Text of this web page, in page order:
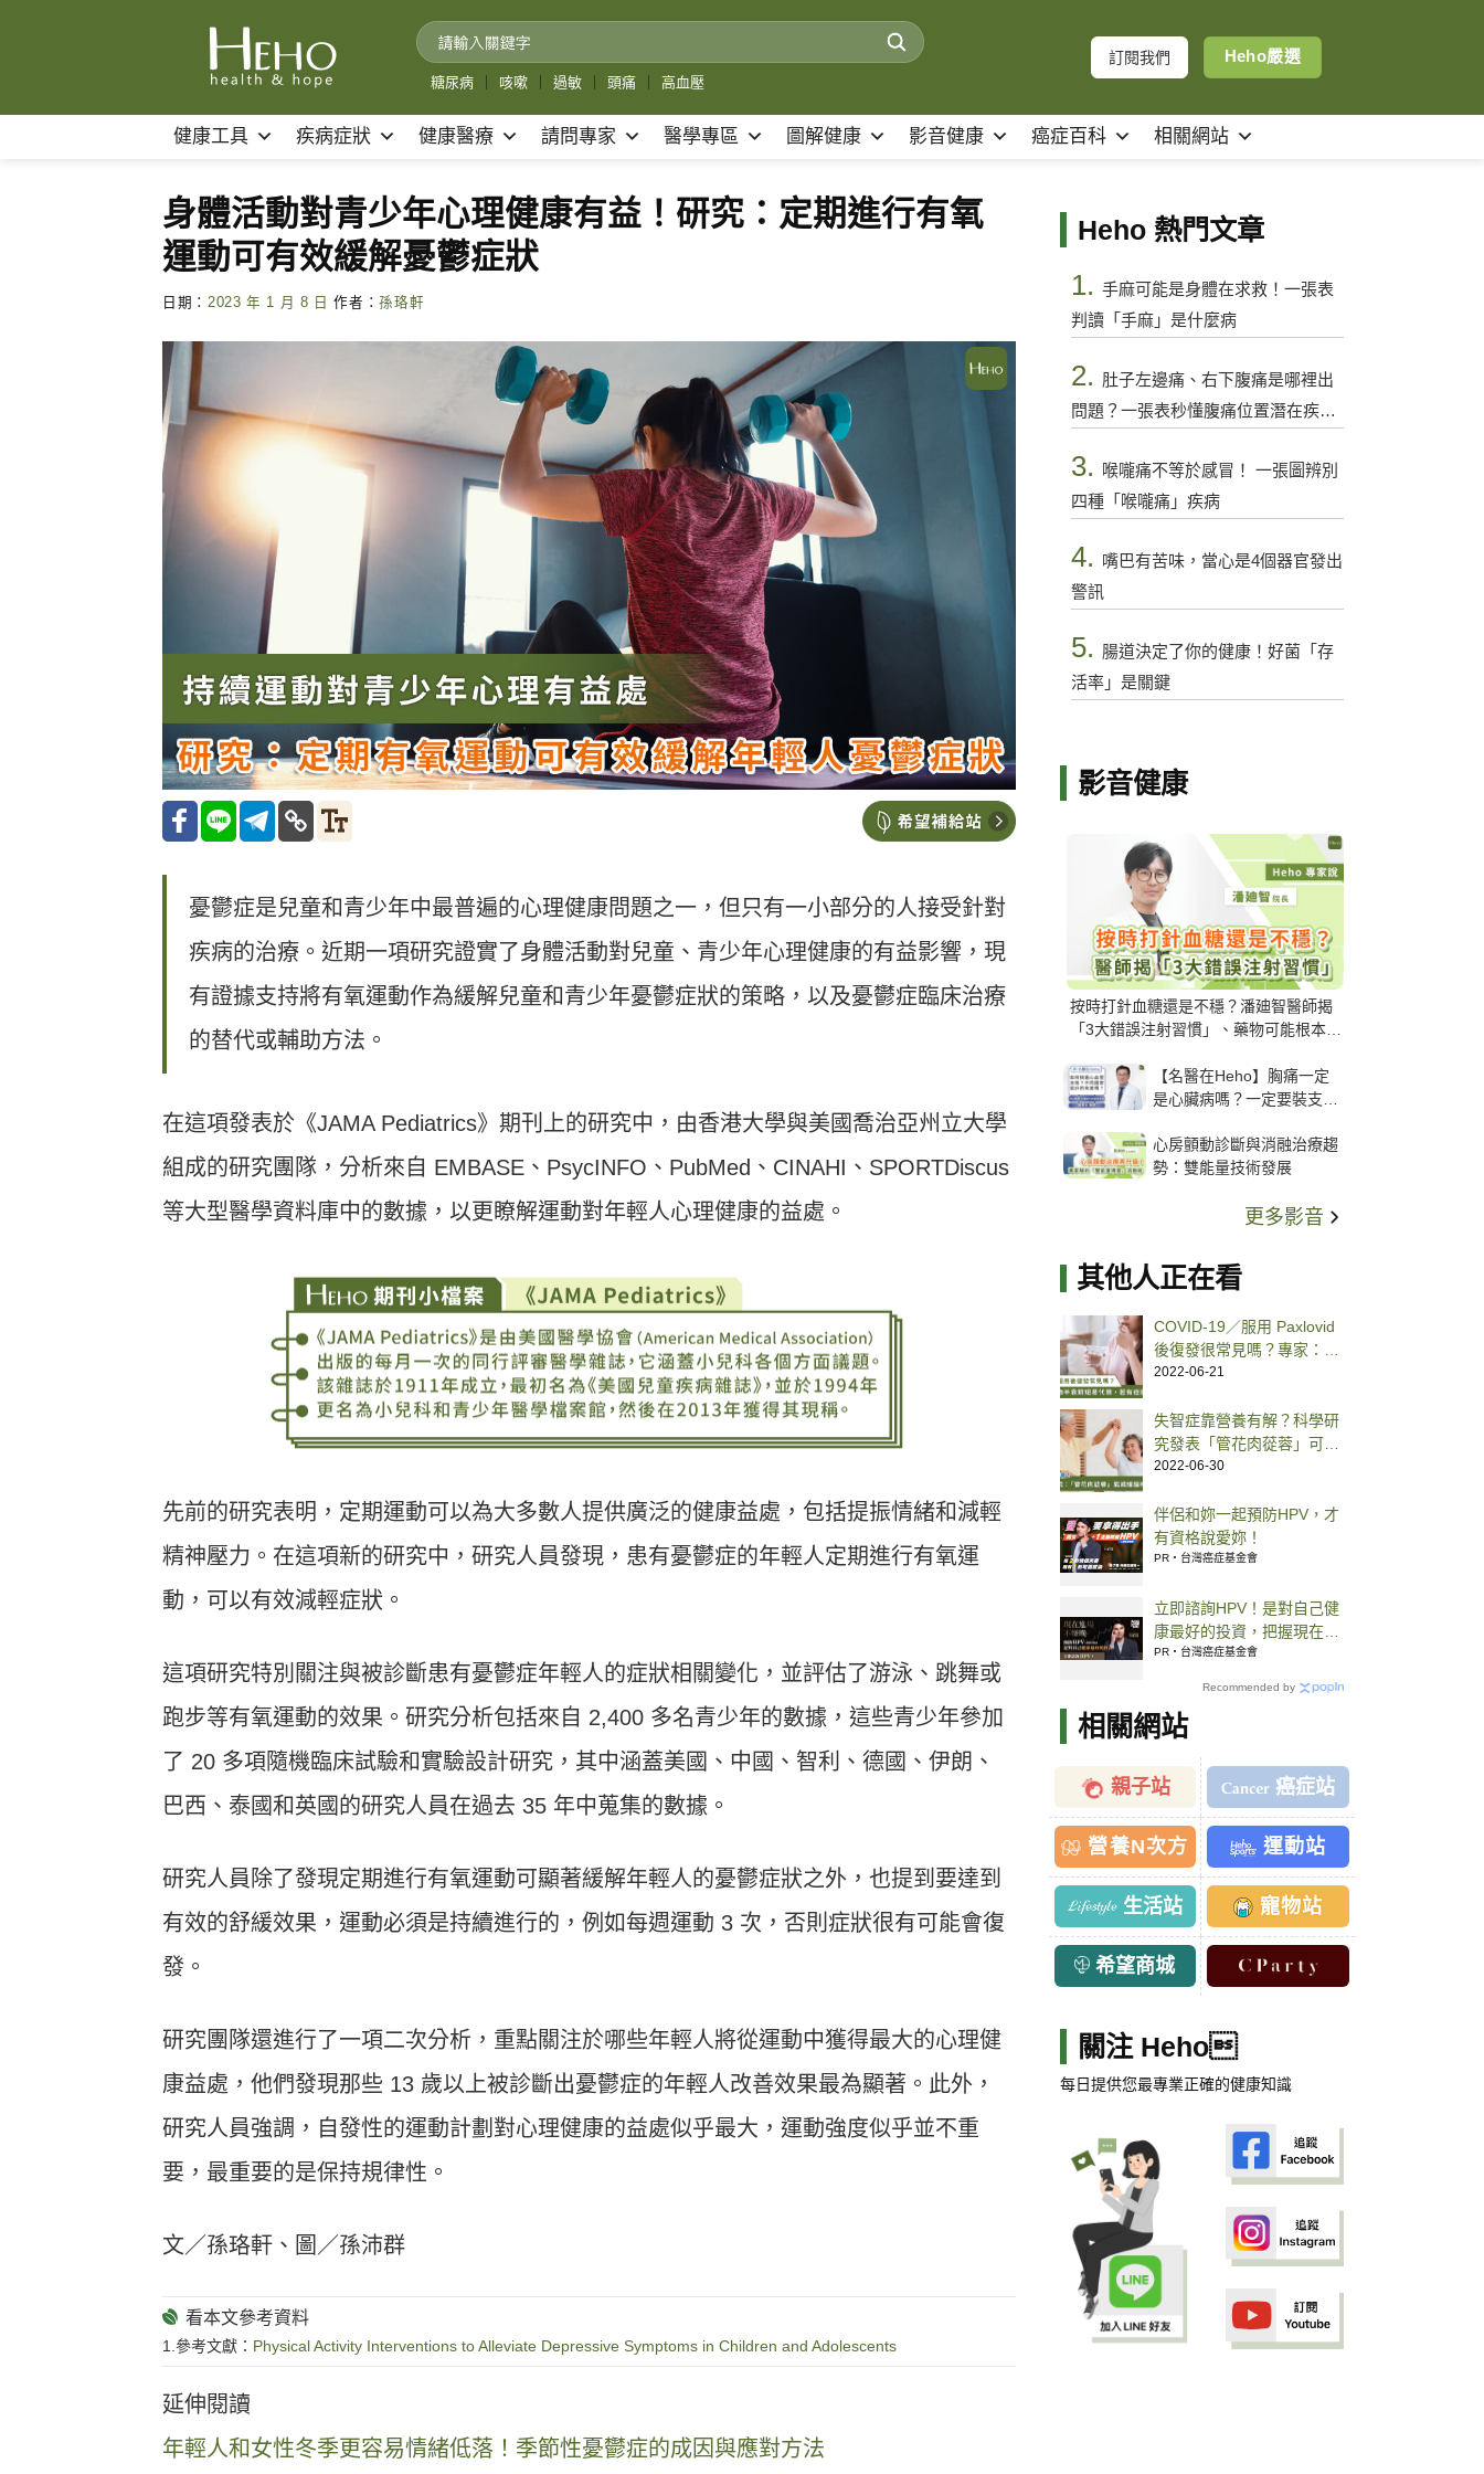
糖尿病 咳嗽 過敏 頭痛 高血壓
訂閱我們 Heho嚴選
健康工具 疾病症狀 健康醫療 請問專家 醫學專區 圖解健康 影音健康 癌症百科 相關網站
身體活動對青少年心理健康有益！研究：定期進行有氧
運動可有效緩解憂鬱症狀
日期： 2023 年 1 月 8 日 作者：孫珞軒
憂鬱症是兒童和青少年中最普遍的心理健康問題之一，但只有一小部分的人接受針對
疾病的治療。近期一項研究證實了身體活動對兒童、青少年心理健康的有益影響，現
有證據支持將有氧運動作為緩解兒童和青少年憂鬱症狀的策略，以及憂鬱症臨床治療
的替代或輔助方法。
在這項發表於《JAMA Pediatrics》期刊上的研究中，由香港大學與美國喬治亞州立大學
組成的研究團隊，分析來自 EMBASE、PsycINFO、PubMed、CINAHI、SPORTDiscus
等大型醫學資料庫中的數據，以更瞭解運動對年輕人心理健康的益處。
先前的研究表明，定期運動可以為大多數人提供廣泛的健康益處，包括提振情緒和減輕
精神壓力。在這項新的研究中，研究人員發現，患有憂鬱症的年輕人定期進行有氧運
動，可以有效減輕症狀。
這項研究特別關注與被診斷患有憂鬱症年輕人的症狀相關變化，並評估了游泳、跳舞或
跑步等有氧運動的效果。研究分析包括來自 2,400 多名青少年的數據，這些青少年參加
了 20 多項隨機臨床試驗和實驗設計研究，其中涵蓋美國、中國、智利、德國、伊朗、
巴西、泰國和英國的研究人員在過去 35 年中蒐集的數據。
研究人員除了發現定期進行有氧運動可顯著緩解年輕人的憂鬱症狀之外，也提到要達到
有效的舒緩效果，運動必須是持續進行的，例如每週運動 3 次，否則症狀很有可能會復
發。
研究團隊還進行了一項二次分析，重點關注於哪些年輕人將從運動中獲得最大的心理健
康益處，他們發現那些 13 歲以上被診斷出憂鬱症的年輕人改善效果最為顯著。此外，
研究人員強調，自發性的運動計劃對心理健康的益處似乎最大，運動強度似乎並不重
要，最重要的是保持規律性。
文／孫珞軒、圖／孫沛群
1.參考文獻： Physical Activity Interventions to Alleviate Depressive Symptoms in Children and Adolescents
延伸閱讀
年輕人和女性冬季更容易情緒低落！季節性憂鬱症的成因與應對方法
Heho 熱門文章
1. 手麻可能是身體在求救！一張表
判讀「手麻」是什麼病
2. 肚子左邊痛、右下腹痛是哪裡出
問題？一張表秒懂腹痛位置潛在疾病
3.
喉嚨痛不等於感冒！ 一張圖辨別
四種「喉嚨痛」疾病
4. 嘴巴有苦味，當心是4個器官發出
警訊
5. 腸道決定了你的健康！好菌「存
活率」是關鍵
影音健康
按時打針血糖還是不穩？潘廸智醫師揭
「3大錯誤注射習慣」、藥物可能根本沒
【名醫在Heho】胸痛一定
是心臟病嗎？一定要裝支
解析支架種類、風險與選擇
關鍵
心房顫動診斷與消融治療趨
勢：雙能量技術發展
更多影音
其他人正在看
COVID-19／服用 Paxlovid
後復發很常見嗎？專家：若
有症狀出現趕快做篩檢
2022-06-21
失智症靠營養有解？科學研
究發表「管花肉蓯蓉」可以
延緩老化、搶救記憶力
2022-06-30
伴侶和妳一起預防HPV，才
有資格說愛妳！
PR・台灣癌症基金會
立即諮詢HPV！是對自己健
康最好的投資，把握現在不
嫌晚！
PR・台灣癌症基金會
Recommended by
相關網站
親子站 癌症站
營養N次方 運動站
生活站 寵物站
希望商城
關注 Heho
每日提供您最專業正確的健康知識